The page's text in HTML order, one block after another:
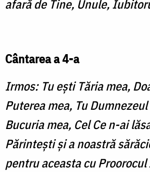
afară de Tine, Unule,
Cântarea a 4-a
Irmos: Tu eşti Tăria mea,
Puterea mea, Tu
Bucuria mea, Cel Ce n-ai
Părinteşti şi a noastră
pentru aceasta cu